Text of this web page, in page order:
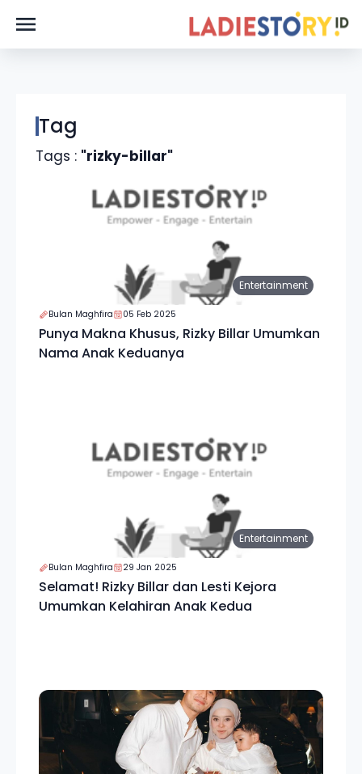
Tag
Tags : "rizky-billar"
Entertainment
Bulan Maghfira 05 Feb 2025
Punya Makna Khusus, Rizky Billar Umumkan
Nama Anak Keduanya
Entertainment
Bulan Maghfira 29 Jan 2025
Selamat! Rizky Billar dan Lesti Kejora
Umumkan Kelahiran Anak Kedua